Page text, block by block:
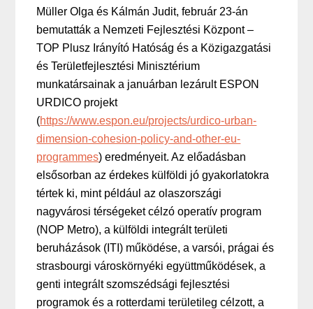
Müller Olga és Kálmán Judit, február 23-án
bemutatták a Nemzeti Fejlesztési Központ –
TOP Plusz Irányító Hatóság és a Közigazgatási
és Területfejlesztési Minisztérium
munkatársainak a januárban lezárult ESPON
URDICO projekt
(https://www.espon.eu/projects/urdico-urban-
dimension-cohesion-policy-and-other-eu-
programmes) eredményeit. Az előadásban
elsősorban az érdekes külföldi jó gyakorlatokra
tértek ki, mint például az olaszországi
nagyvárosi térségeket célzó operatív program
(NOP Metro), a külföldi integrált területi
beruházások (ITI) működése, a varsói, prágai és
strasbourgi városkörnyéki együttműködések, a
genti integrált szomszédsági fejlesztési
programok és a rotterdami területileg célzott, a